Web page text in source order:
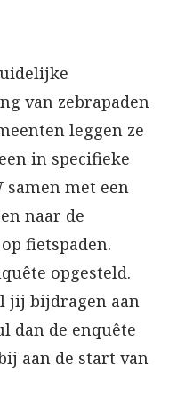
van zebrapaden
leggen ze
in specifieke
samen met een
naar de
fietspaden.
opgesteld.
jij bijdragen aan
dan de enquête
aan de start van